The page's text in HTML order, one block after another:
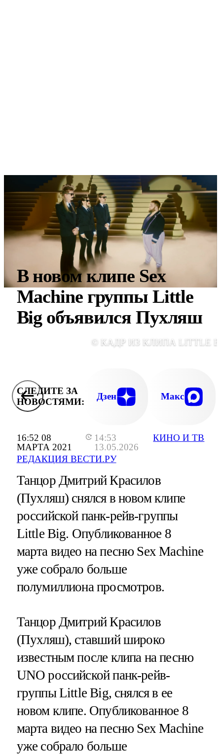
16:52 08
МАРТА 2021
14:53
13.05.2026
РЕДАКЦИЯ ВЕСТИ.РУ
КИНО И ТВ
В новом клипе Sex
Machine группы Little
Big объявился Пухляш
© КАДР ИЗ КЛИПА LITTLE
СЛЕДИТЕ ЗА
НОВОСТЯМИ:
Дзен Макс
Танцор Дмитрий Красилов
(Пухляш) снялся в новом клипе
российской панк-рейв-группы
Little Big. Опубликованное 8
марта видео на песню Sex Machine
уже собрало больше
полумиллиона просмотров.
Танцор Дмитрий Красилов
(Пухляш), ставший широко
известным после клипа на песню
UNO российской панк-рейв-
группы Little Big, снялся в ее
новом клипе. Опубликованное 8
марта видео на песню Sex Machine
уже собрало больше